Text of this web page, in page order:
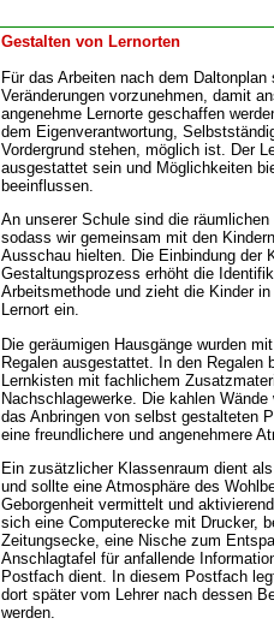
Gestalten von Lernorten
Für das Arbeiten nach dem
Veränderungen vorzunehmen, damit
angenehme Lernorte geschaffen
dem Eigenverantwortung,
Vordergrund stehen, möglich ist. Der
ausgestattet sein und Möglichkeiten
beeinflussen.
An unserer Schule sind die
sodass wir gemeinsam mit den
Ausschau hielten. Die Einbindung der
Gestaltungsprozess erhöht die
Arbeitsmethode und zieht die Kinder
Lernort ein.
Die geräumigen Hausgänge wurden
Regalen ausgestattet. In den Regalen
Lernkisten mit fachlichem
Nachschlagewerke. Die kahlen
das Anbringen von selbst gestalteten
eine freundlichere und angenehmere
Ein zusätzlicher Klassenraum dient
und sollte eine Atmosphäre des
Geborgenheit vermittelt und
sich eine Computerecke mit Drucker,
Zeitungsecke, eine Nische zum
Anschlagtafel für anfallende
Postfach dient. In diesem Postfach
dort später vom Lehrer nach dessen
werden.